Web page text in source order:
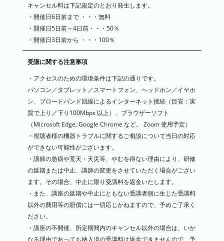
キャンセル料は下記規定のとおり発生します。
・開催日6日前まで ・・・無料
・開催日5日前～4日前・・・50％
・開催日3日前から ・・・100％
受講に関する注意事項
・アクセスのための環境条件は下記の通りです。
パソコン／タブレット／スマートフォン、ヘッドホン／イヤホ
ン、ブロードバンド回線によるインターネット接続（目安：実
質で上り／下り100Mbps 以上）、ブラウザーソフト
（Microsoft Edge, Google Chrome など。 Zoom 使用予定）
・視聴者様の機器トラブルに関するご相談について当日の対応
ができない可能性がございます。
・講師の急病や荒天・天災等、やむを得ない理由により、研修
の延期または中止、講師の変更をさせていただく場合がござい
ます。その場合、中止に限り受講料を返金いたします。
・また、講座の延期や中止にともない受講者側に生じた受講料
以外の費用等の賠償には一切応じかねますので、予めご了承く
ださい。
・講座の不開催、所定期間内のキャンセル以外の場合は、いか
なる理由であっても納入済の受講料は返金できませんので、予